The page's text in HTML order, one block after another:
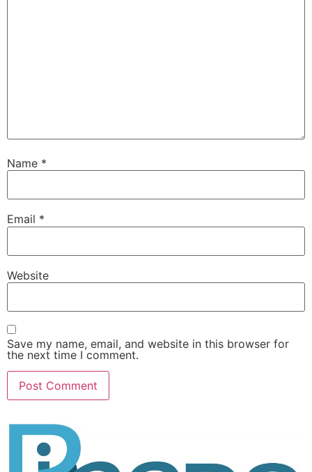
Name *
Email *
Website
Save my name, email, and website in this browser for
the next time I comment.